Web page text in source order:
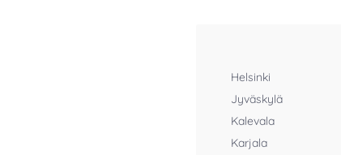
Helsinki
Jyväskylä
Kalevala
Karjala